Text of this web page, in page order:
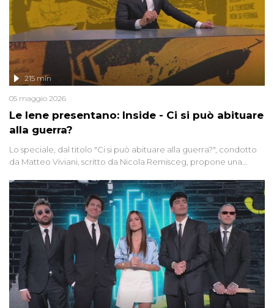
Le Iene presentano: Inside - Ci si può abituare
alla guerra?
215 min
05 maggio 2026
Lo speciale, dal titolo "Ci si può abituare alla guerra?", condotto
da Matteo Viviani, scritto da Nicola Remisceg, propone una
di settore - su quanto la guerra sia diventata una realtà pervasiva.
Anche se l'Italia non è direttamente coinvolta in conflitti armati, il
contesto globale rende impossibile considerarla un fenomeno
lontano.